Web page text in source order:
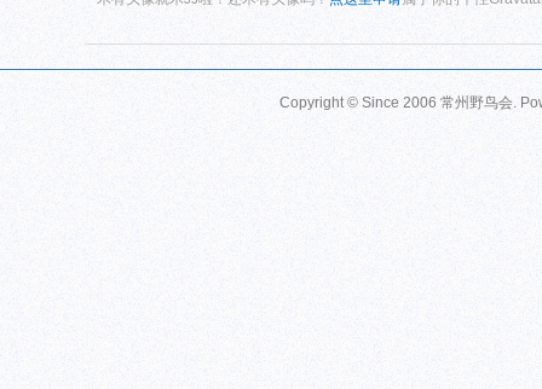
Copyright © Since 2006 常州野鸟会.